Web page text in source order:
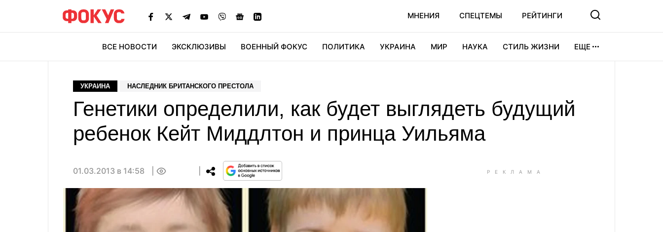
МНЕНИЯ СПЕЦТЕМЫ РЕЙТИНГИ
ВСЕ НОВОСТИ ЭКСКЛЮЗИВЫ ВОЕННЫЙ ФОКУС ПОЛИТИКА УКРАИНА МИР НАУКА СТИЛЬ ЖИЗНИ ЕЩЕ
УКРАИНА НАСЛЕДНИК БРИТАНСКОГО ПРЕСТОЛА
Генетики определили, как будет выглядеть будущий
ребенок Кейт Миддлтон и принца Уильяма
01.03.2013 в 14:58